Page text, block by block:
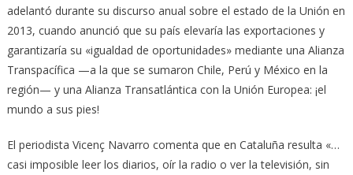
adelantó durante su discurso anual sobre el estado de la Unión en
2013, cuando anunció que su país elevaría las exportaciones y
garantizaría su «igualdad de oportunidades» mediante una Alianza
Transpacífica —a la que se sumaron Chile, Perú y México en la
región— y una Alianza Transatlántica con la Unión Europea: ¡el
mundo a sus pies!
El periodista Vicenç Navarro comenta que en Cataluña resulta «…
casi imposible leer los diarios, oír la radio o ver la televisión, sin